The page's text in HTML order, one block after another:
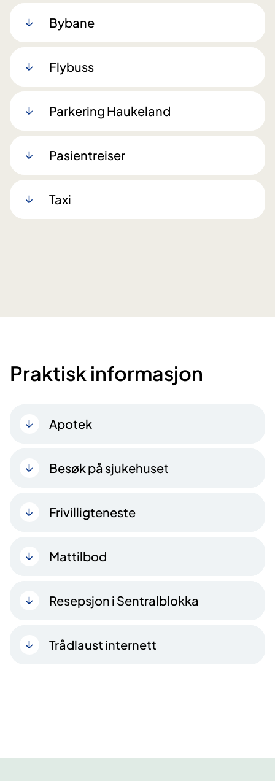
Bybane
Flybuss
Parkering Haukeland
Pasientreiser
Taxi
Praktisk informasjon
Apotek
Besøk på sjukehuset
Frivilligteneste
Mattilbod
Resepsjon i Sentralblokka
Trådlaust internett